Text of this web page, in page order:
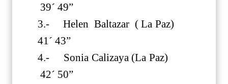
39´ 49”
3.- Helen Baltazar ( La Paz)
41´ 43”
4.- Sonia Calizaya (La Paz)
42´ 50”